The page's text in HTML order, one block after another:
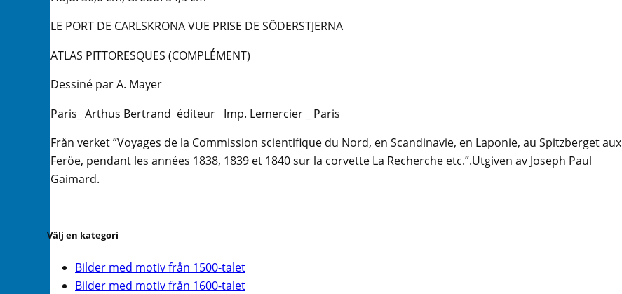
LE PORT DE CARLSKRONA VUE PRISE DE SÖDERSTJERNA
ATLAS PITTORESQUES (COMPLÉMENT)
Dessiné par A. Mayer
Paris_ Arthus Bertrand éditeur Imp. Lemercier _ Paris
Från verket ”Voyages de la Commission scientifique du Nord, en Scandinavie, en Laponie, au Spitzberget aux
Feröe, pendant les années 1838, 1839 et 1840 sur la corvette La Recherche etc.”.Utgiven av Joseph Paul
Gaimard.
Välj en kategori
Bilder med motiv från 1500-talet
Bilder med motiv från 1600-talet